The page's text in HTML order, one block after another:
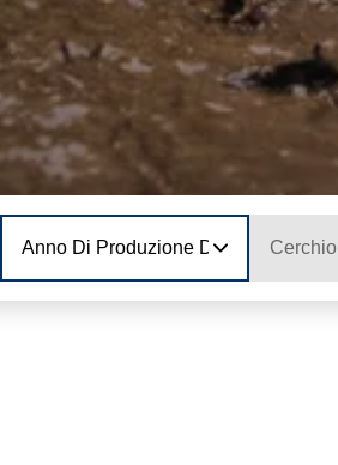
Anno Di Produzione Del ModelloCerchio